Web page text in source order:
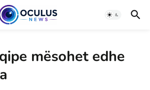
mësohet edhe